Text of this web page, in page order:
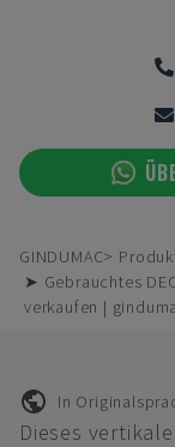
GINDUMAC
➤ Gebrauchtes
verkaufen |
In
Dieses